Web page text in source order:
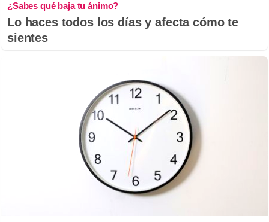
¿Sabes qué baja tu ánimo?
Lo haces todos los días y afecta cómo te
sientes